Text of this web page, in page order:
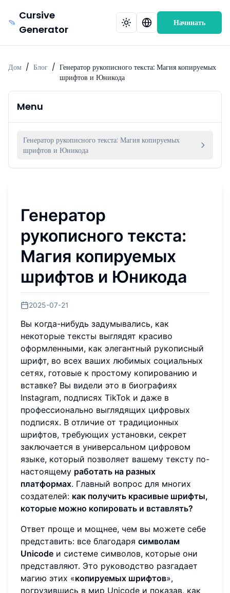
Cursive
Generator
Начинать
Дом / Блог / Генератор рукописного текста: Магия копируемых
шрифтов и Юникода
Menu
Генератор рукописного текста: Магия копируемых
шрифтов и Юникода
Генератор
рукописного текста:
Магия копируемых
шрифтов и Юникода
2025-07-21
Вы когда-нибудь задумывались, как
некоторые тексты выглядят красиво
оформленными, как элегантный рукописный
шрифт, во всех ваших любимых социальных
сетях, готовые к простому копированию и
вставке? Вы видели это в биографиях
Instagram, подписях TikTok и даже в
профессионально выглядящих цифровых
подписях. В отличие от традиционных
шрифтов, требующих установки, секрет
заключается в универсальном цифровом
языке, который позволяет вашему тексту по-
настоящему работать на разных
платформах. Главный вопрос для многих
создателей: как получить красивые шрифты,
которые можно копировать и вставлять?
Ответ проще и мощнее, чем вы можете себе
представить: все благодаря символам
Unicode и системе символов, которые они
представляют. Это руководство разгадает
магию этих «копируемых шрифтов»,
погрузившись в мир Unicode и показав, как